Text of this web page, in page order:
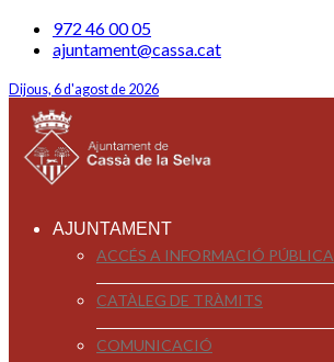
972 46 00 05
ajuntament@cassa.cat
Dijous, 6 d'agost de 2026
AJUNTAMENT
ACCÉS A INFORMACIÓ PÚBLICA
CATÀLEG DE TRÀMITS
COMUNICACIÓ